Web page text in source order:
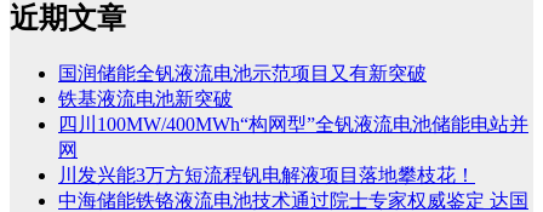
近期文章
国润储能全钒液流电池示范项目又有新突破
铁基液流电池新突破
四川100MW/400MWh“构网型”全钒液流电池储能电站并
网
川发兴能3万方短流程钒电解液项目落地攀枝花！
中海储能铁铬液流电池技术通过院士专家权威鉴定 达国